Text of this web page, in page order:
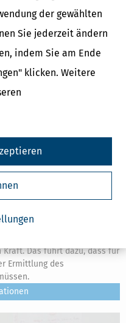
der gewählten
Sie jederzeit ändern
indem Sie am Ende
klicken. Weitere
Das führt dazu, dass für
Ermittlung des